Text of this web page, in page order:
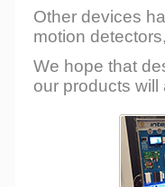
Other devices
motion
We hope that
our products will